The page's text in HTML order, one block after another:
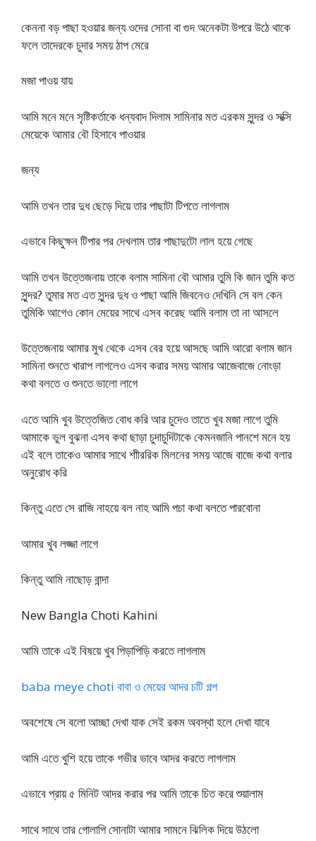
কেননা বড় পাছা হওয়ার জন্য ওদের সোনা বা গুদ অনেকটা উপরে উঠে থাকে
ফলে তাদেরকে চুদার সময় ঠাপ মেরে
মজা পাওয় যায়
আমি মনে মনে সৃষ্টিকর্তাকে ধন্যবাদ দিলাম সামিনার মত এরকম সুন্দর ও সক্সি
মেয়েকে আমার বৌ হিসাবে পাওয়ার
জন্য
আমি তখন তার দুধ ছেড়ে দিয়ে তার পাছাটা টিপতে লাগলাম
এভাবে কিছুক্ষন টিপার পর দেখলাম তার পাছাদুটো লাল হয়ে গেছে
আমি তখন উত্তেজনায় তাকে বলাম সামিনা বৌ আমার তুমি কি জান তুমি কত
সুন্দর? তুমার মত এত সুন্দর দুধ ও পাছা আমি জিবনেও দেখিনি সে বল কেন
তুমিকি আগেও কোন মেয়ের সাথে এসব করেছ আমি বলাম তা না আসলে
উত্তেজনায় আমার মুখ থেকে এসব বের হয়ে আসছে আমি আরো বলাম জান
সামিনা শুনতে খারাপ লাগলেও এসব করার সময় আমার আজেবাজে নোংড়া
কথা বলতে ও শুনতে ভালো লাগে
এতে আমি খুব উত্তেজিত বোধ করি আর চুদেও তাতে খুব মজা লাগে তুমি
আমাকে ভুল বুঝনা এসব কথা ছাড়া চুদাচুদিটাকে কেমনজানি পানশে মনে হয়
এই বলে তাকেও আমার সাথে শাীররিক মিলনের সময় আজে বাজে কথা বলার
অনুরোধ করি
কিন্তু এতে সে রাজি নাহয়ে বল নাহ আমি পচা কথা বলতে পারবোনা
আমার খুব লজ্জা লাগে
কিন্তু আমি নাছোড় বান্দা
New Bangla Choti Kahini
আমি তাকে এই বিষয়ে খুব পিড়াপিড়ি করতে লাগলাম
baba meye choti বাবা ও মেয়ের আদর চটি গল্প
অবশেষে সে বলো আচ্ছা দেখা যাক সেই রকম অবস্থা হলে দেখা যাবে
আমি এতে খুশি হয়ে তাকে গভীর ভাবে আদর করতে লাগলাম
এভাবে প্রায় ৫ মিনিট আদর করার পর আমি তাকে চিত করে শুয়ালাম
সাথে সাথে তার গোলাপি সোনাটা আমার সামনে ঝিলিক দিয়ে উঠলো